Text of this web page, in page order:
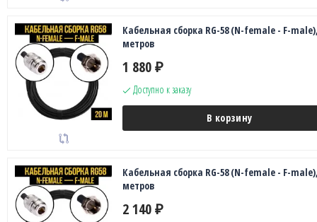
Кабельная сборка RG-58 (N-female - F-
метров
1 880 ₽
Доступно к заказу
В корзину
Кабельная сборка RG-58 (N-female - F-
метров
2 140 ₽